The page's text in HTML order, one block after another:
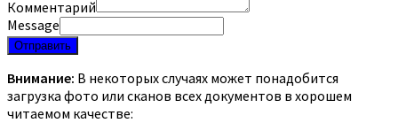
Комментарий
Message
Отправить
Внимание: В некоторых случаях может понадобится
загрузка фото или сканов всех документов в хорошем
читаемом качестве: